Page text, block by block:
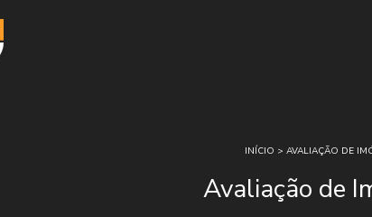
INÍCIO > AVALIAÇÃO DE
Avaliação de